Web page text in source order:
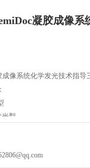
凝胶成像
成像系统化学发光技术指
光型